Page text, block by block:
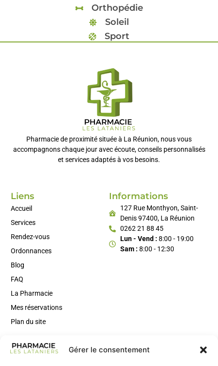
Gérer le consentement
Orthopédie
Soleil
Sport
Pharmacie de proximité située à La Réunion, nous vous
accompagnons chaque jour avec écoute, conseils personnalisés
et services adaptés à vos besoins.
Liens
Accueil
Services
Rendez-vous
Ordonnances
Blog
FAQ
La Pharmacie
Mes réservations
Plan du site
Informations
127 Rue Monthyon, Saint-
Denis 97400, La Réunion
0262 21 88 45
Lun - Vend : 8:00 - 19:00
Sam : 8:00 - 12:30
Rejoignez Notre Newsletter